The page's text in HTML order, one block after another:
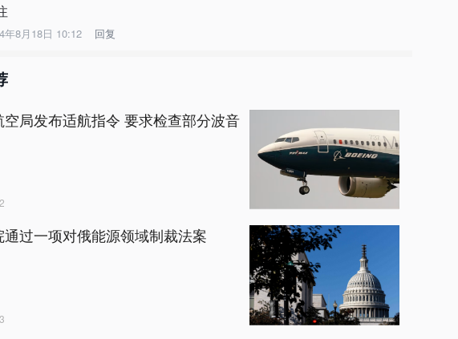
年8月18日 10:12 回复
空局发布适航指令 要求检查部分波音
通过一项对俄能源领域制裁法案